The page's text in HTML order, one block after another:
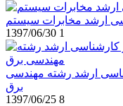
ارشد مخابرات سیستم
1397/06/30 1
ارشد رشته مهندسی
برق
1397/06/25 8